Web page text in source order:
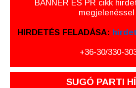
BANNER ÉS PR cikk
megjelenéssel
HIRDETÉS FELADÁSA:
+36-30/330-
SUGÓ PARTI